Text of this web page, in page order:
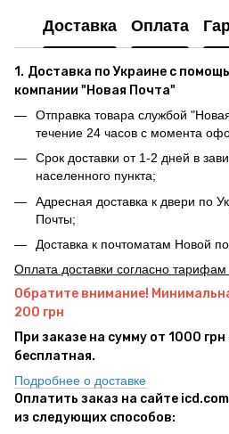
Доставка Оплата
1. Доставка по Украине с
компании "Новая Почта"
Отправка товара службой
течение 24 часов с момента
Срок доставки от 1-2 дней в
населенного пункта;
Адресная доставка к двери по
Почты;
Доставка к почтоматам Новой
Оплата доставки согласно
Обратите внимание!
200 грн
При заказе на сумму от 1000
бесплатная.
Подробнее о доставке
Оплатить заказ на сайте
из следующих способов: